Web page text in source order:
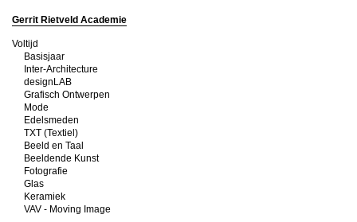
Gerrit Rietveld Academie
Voltijd
Basisjaar
Inter-Architecture
designLAB
Grafisch Ontwerpen
Mode
Edelsmeden
TXT (Textiel)
Beeld en Taal
Beeldende Kunst
Fotografie
Glas
Keramiek
VAV - Moving Image